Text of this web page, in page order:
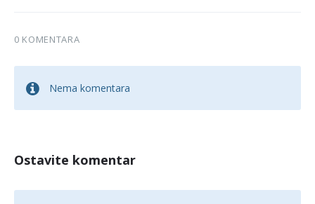
0 KOMENTARA
Nema komentara
Ostavite komentar